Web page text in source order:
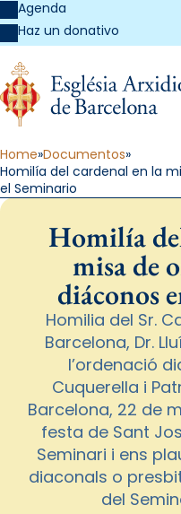
Agenda
Haz un donativo
Home Documentos
Homilía del cardenal en la
el Seminario
Homilía
misa de
diáconos
Homilia del Sr.
Barcelona, Dr.
l’ordenació
Cuquerella i
Barcelona, 22 de
festa de Sant
Seminari i ens
diaconals o
del